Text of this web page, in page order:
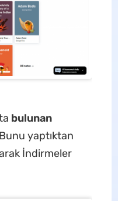
bulunan
yaptıktan
İndirmeler